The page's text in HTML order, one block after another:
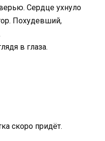
Сердце ухнуло
Похудевший,
в глаза.
скоро придёт.